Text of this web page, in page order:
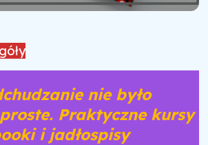
nie było
Praktyczne kursy
i jadłospisy